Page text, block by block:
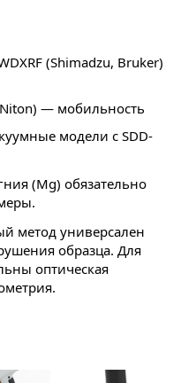
(Shimadzu, Bruker)
— мобильность
модели с SDD-
(Mg) обязательно
метод универсален
образца. Для
оптическая